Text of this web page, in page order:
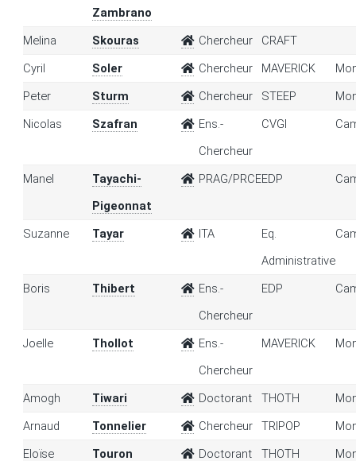
Zambrano
Melina Skouras Chercheur
CRAFT
Cyril
Soler Chercheur MAVERICK
Peter
Sturm Chercheur STEEP
Nicolas
Szafran
Ens.-
Chercheur
CVGI
Manel
Tayachi-
Pigeonnat
PRAG/PRCEEDP
Suzanne Tayar ITA
Eq.
Administrative
Boris Thibert
Ens.-
Chercheur
EDP
Joelle Thollot
Ens.-
Chercheur
MAVERICK
Amogh Tiwari Doctorant THOTH
Arnaud
Tonnelier Chercheur TRIPOP
Eloïse
Touron Doctorant THOTH